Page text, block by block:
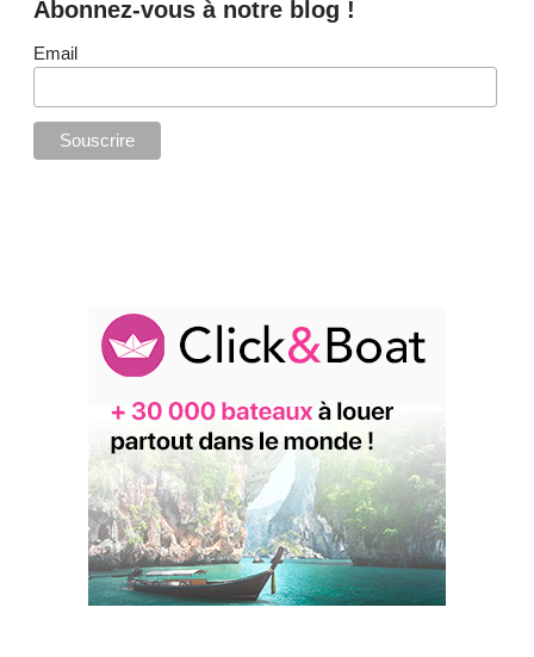
Abonnez-vous à notre blog !
Email